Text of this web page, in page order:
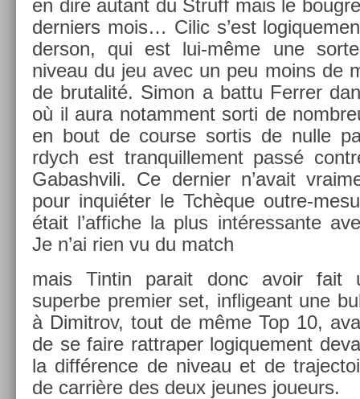
en dire autant du Struff mais le
de­rni­ers mois… Cilic s’est
derson, qui est lui-même une
niveau du jeu avec un peu moins de
de brutalité. Simon a battu Ferr­er
où il aura notam­ment sorti de
en bout de co­ur­se sor­tis de nulle
rdych est tran­quil­le­ment passé
Gabashvili. Ce de­rni­er n’avait
pour inquiéter le Tchèque outre-
était l’af­fiche la plus in­téres­sante
Je n’ai rien vu du match
mais Tin­tin para­it donc avoir fait
super­be pre­mi­er set, in­fligeant une
à Di­mit­rov, tout de même Top 10,
de se faire rattrap­er logique­ment
la différence de niveau et de
de carrière des deux jeunes joueurs.